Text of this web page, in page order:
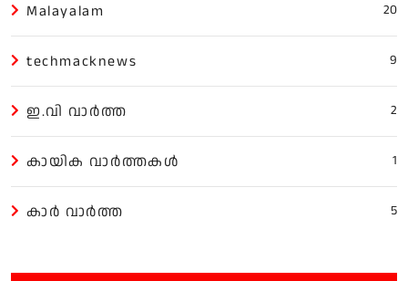
Malayalam 20
techmacknews 9
ഇ.വി വാർത്ത 2
കായിക വാർത്തകൾ 1
കാർ വാർത്ത 5